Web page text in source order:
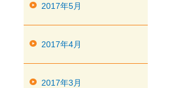
2017年5月
2017年4月
2017年3月